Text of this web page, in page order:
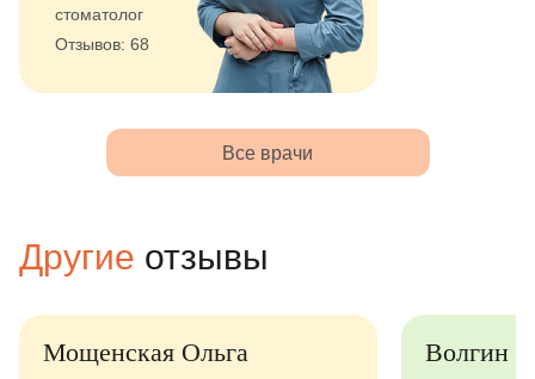
стоматолог
Отзывов: 68
Все врачи
Другие отзывы
Мощенская Ольга Волгин